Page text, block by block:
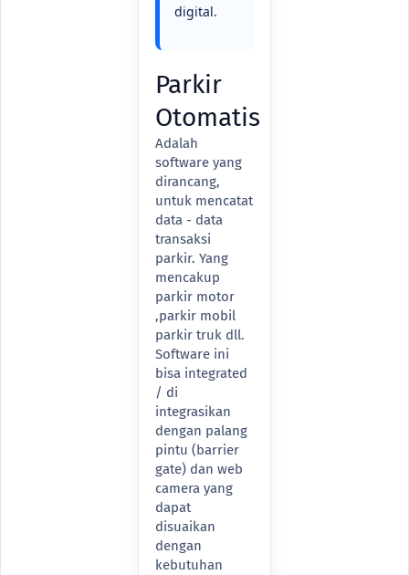
digital.
Parkir
Otomatis
Adalah
software yang
dirancang,
untuk mencatat
data - data
transaksi
parkir. Yang
mencakup
parkir motor
,parkir mobil
parkir truk dll.
Software ini
bisa integrated
/ di
integrasikan
dengan palang
pintu (barrier
gate) dan web
camera yang
dapat
disuaikan
dengan
kebutuhan